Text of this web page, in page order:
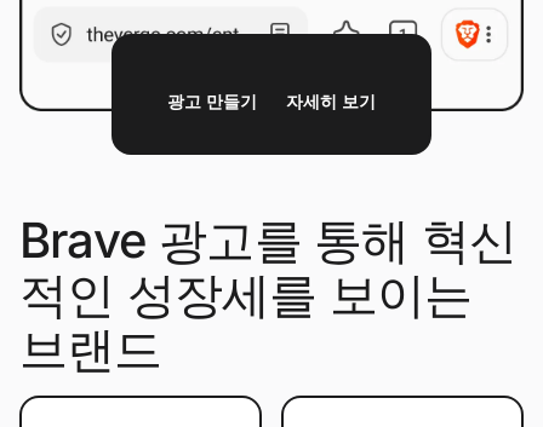
광고 만들기 자세히 보기
Brave 광고를 통해 혁신
적인 성장세를 보이는
브랜드